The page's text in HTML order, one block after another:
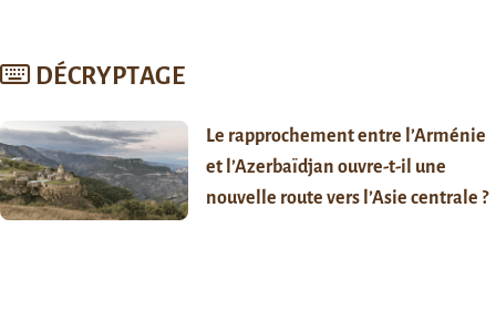
DÉCRYPTAGE
Le rapprochement entre l’Arménie
et l’Azerbaïdjan ouvre-t-il une
nouvelle route vers l’Asie centrale ?